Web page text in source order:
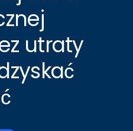
utraty